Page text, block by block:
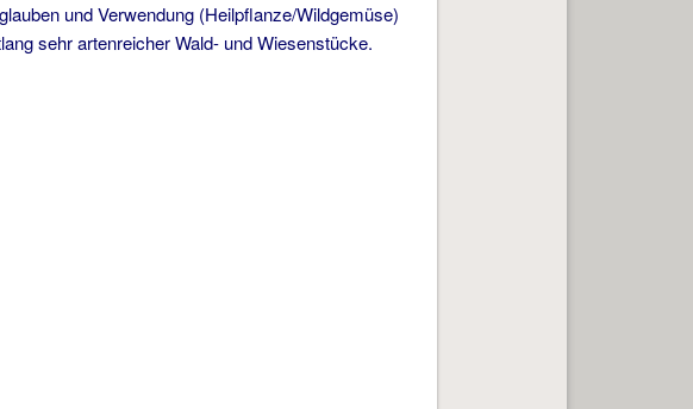
und Verwendung (Heilpflanze/Wildgemüse)
sehr artenreicher Wald- und Wiesenstücke.